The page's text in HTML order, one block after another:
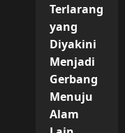
Terlarang
yang
Diyakini
Menjadi
Gerbang
Menuju
Alam